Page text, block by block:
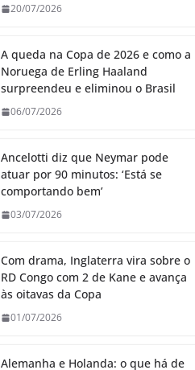
20/07/2026
A queda na Copa de 2026 e como a
Noruega de Erling Haaland
surpreendeu e eliminou o Brasil
06/07/2026
Ancelotti diz que Neymar pode
atuar por 90 minutos: ‘Está se
comportando bem’
03/07/2026
Com drama, Inglaterra vira sobre o
RD Congo com 2 de Kane e avança
às oitavas da Copa
01/07/2026
Alemanha e Holanda: o que há de